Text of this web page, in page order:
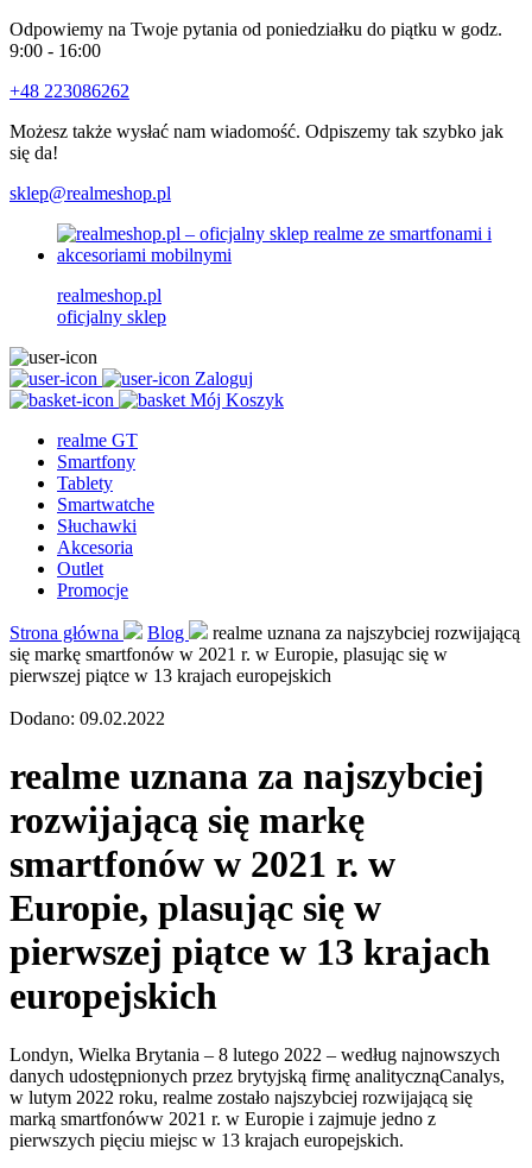
Odpowiemy na Twoje pytania od poniedziałku do piątku w godz.
9:00 - 16:00
+48 223086262
Możesz także wysłać nam wiadomość. Odpiszemy tak szybko jak
się da!
sklep@realmeshop.pl
realmeshop.pl
oficjalny sklep
Zaloguj
Mój Koszyk
realme GT
Smartfony
Tablety
Smartwatche
Słuchawki
Akcesoria
Outlet
Promocje
Strona główna Blog
realme uznana za najszybciej rozwijającą
się markę smartfonów w 2021 r. w Europie, plasując się w
pierwszej piątce w 13 krajach europejskich
Dodano: 09.02.2022
realme uznana za najszybciej
rozwijającą się markę
smartfonów w 2021 r. w
Europie, plasując się w
pierwszej piątce w 13 krajach
europejskich
Londyn, Wielka Brytania – 8 lutego 2022 – według najnowszych
danych udostępnionych przez brytyjską firmę analitycznąCanalys,
w lutym 2022 roku, realme zostało najszybciej rozwijającą się
marką smartfonóww 2021 r. w Europie i zajmuje jedno z
pierwszych pięciu miejsc w 13 krajach europejskich.